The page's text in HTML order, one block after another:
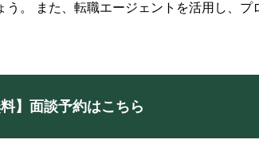
う。 また、転職エージェントを活用し、プ
料】面談予約はこちら